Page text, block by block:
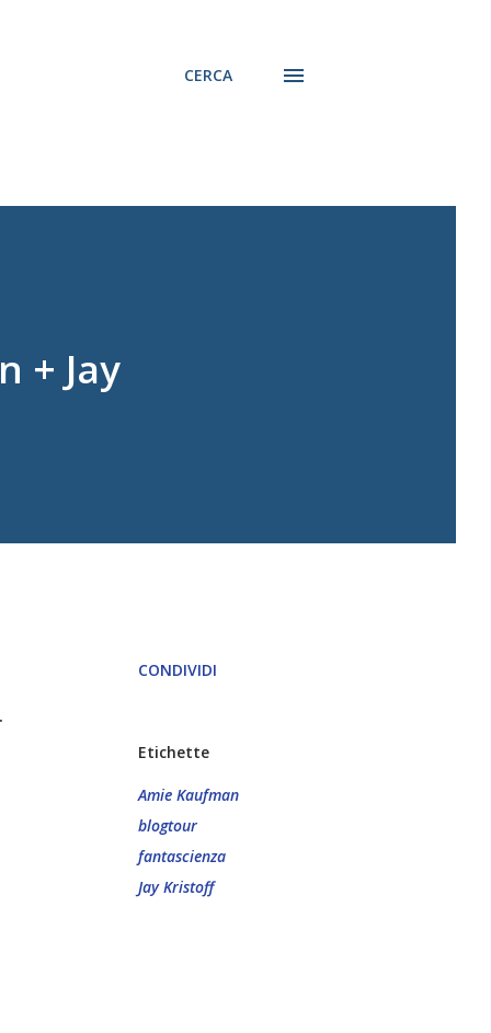
CERCA
+ Jay
.
CONDIVIDI
Etichette
Amie Kaufman
blogtour
fantascienza
Jay Kristoff